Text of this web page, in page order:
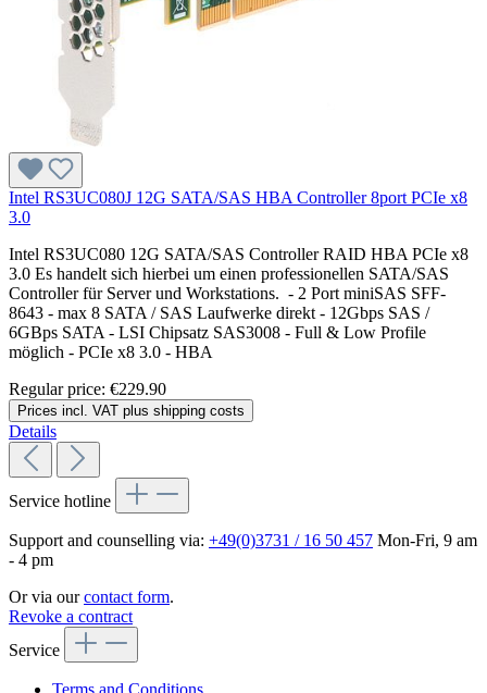
Intel RS3UC080J 12G SATA/SAS HBA Controller 8port PCIe x8
3.0
Intel RS3UC080 12G SATA/SAS Controller RAID HBA PCIe x8
3.0 Es handelt sich hierbei um einen professionellen SATA/SAS
Controller für Server und Workstations. - 2 Port miniSAS SFF-
8643 - max 8 SATA / SAS Laufwerke direkt - 12Gbps SAS /
6GBps SATA - LSI Chipsatz SAS3008 - Full & Low Profile
möglich - PCIe x8 3.0 - HBA
Regular price: €229.90
Prices incl. VAT plus shipping costs
Details
Service hotline
Support and counselling via: +49(0)3731 / 16 50 457 Mon-Fri, 9 am
- 4 pm
Or via ourcontact form.
Revoke a contract
Service
Terms and Conditions